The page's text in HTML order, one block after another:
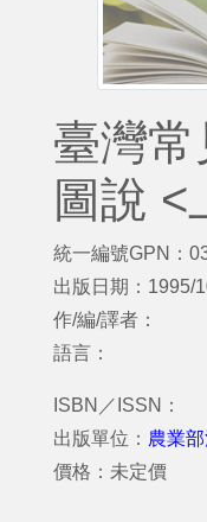
臺灣
圖說 <
統一編號GPN：
出版日期：1995/
作/編/譯者：
語言：
ISBN／ISSN：
出版單位： 農業
價格：未定價